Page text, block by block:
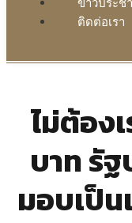
ข่าวประช
ติดต่อเรา
ไม่ต้อง
บาท รั
มอบเป็